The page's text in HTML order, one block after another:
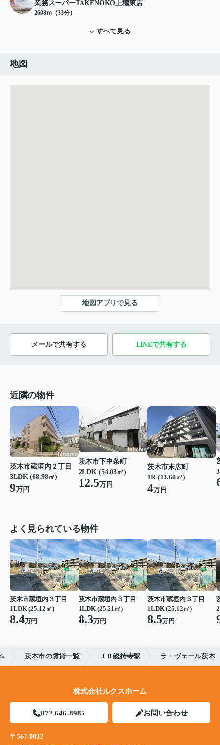
業務スーパーTAKENOKO上穂東店
2608ｍ（33分）
すべて見る
地図
地図アプリで見る
メールで共有する LINEで共有する
近隣の物件
茨木市蔵垣内２丁目
3LDK (68.98㎡)
9万円
茨木市下中条町
2LDK (54.03㎡)
12.5万円
茨木市末広町
1R (13.60㎡)
4万円
よく見られている物件
茨木市蔵垣内３丁目
1LDK (25.12㎡)
8.4万円
茨木市蔵垣内３丁目
1LDK (25.21㎡)
8.3万円
茨木市蔵垣内３丁目
1LDK (25.12㎡)
8.5万円
茨木市の賃貸一覧 ＪＲ総持寺駅 ラ・ヴェール茨木
株式会社ルクスホーム
072-646-8985 お問い合わせ
〒567-0032